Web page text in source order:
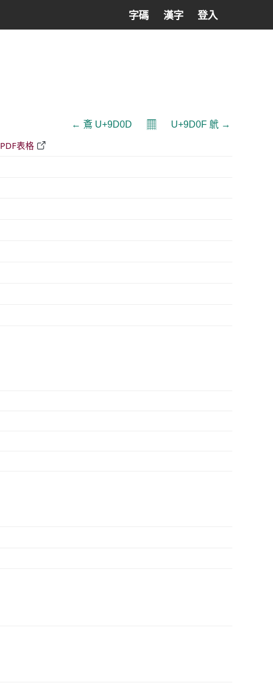
字碼 漢字 登入
← 鴍 U+9D0D 𝄜 U+9D0F 鴏 →
PDF表格